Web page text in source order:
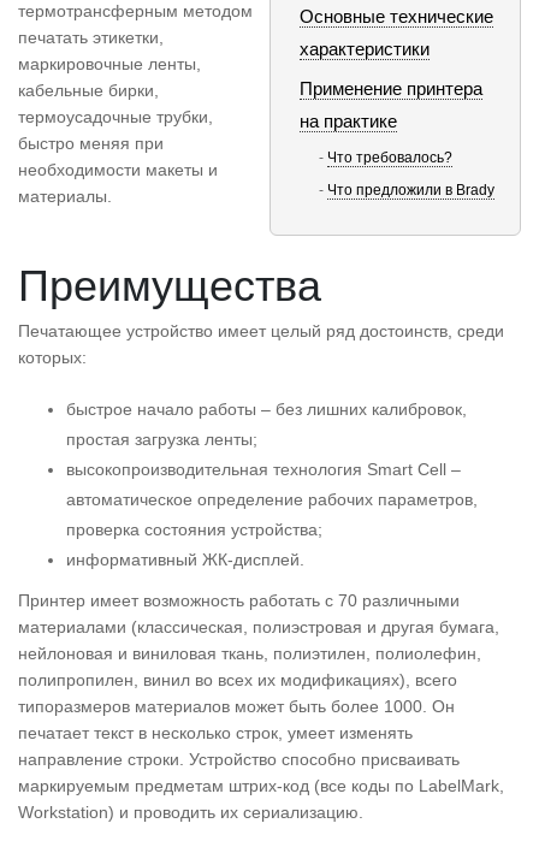
Основные технические
характеристики
Применение принтера
на практике
Что требовалось?
Что предложили в Brady
термотрансферным методом
печатать этикетки,
маркировочные ленты,
кабельные бирки,
термоусадочные трубки,
быстро меняя при
необходимости макеты и
материалы.
Преимущества
Печатающее устройство имеет целый ряд достоинств, среди
которых:
быстрое начало работы – без лишних калибровок,
простая загрузка ленты;
высокопроизводительная технология Smart Cell –
автоматическое определение рабочих параметров,
проверка состояния устройства;
информативный ЖК-дисплей.
Принтер имеет возможность работать с 70 различными
материалами (классическая, полиэстровая и другая бумага,
нейлоновая и виниловая ткань, полиэтилен, полиолефин,
полипропилен, винил во всех их модификациях), всего
типоразмеров материалов может быть более 1000. Он
печатает текст в несколько строк, умеет изменять
направление строки. Устройство способно присваивать
маркируемым предметам штрих-код (все коды по LabelMark,
Workstation) и проводить их сериализацию.